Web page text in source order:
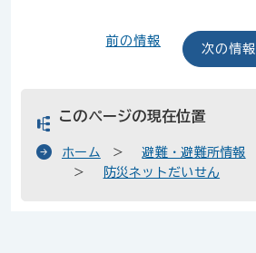
前の情報
次の情報
このページの現在位置
ホーム
避難・避難所情報
防災ネットだいせん